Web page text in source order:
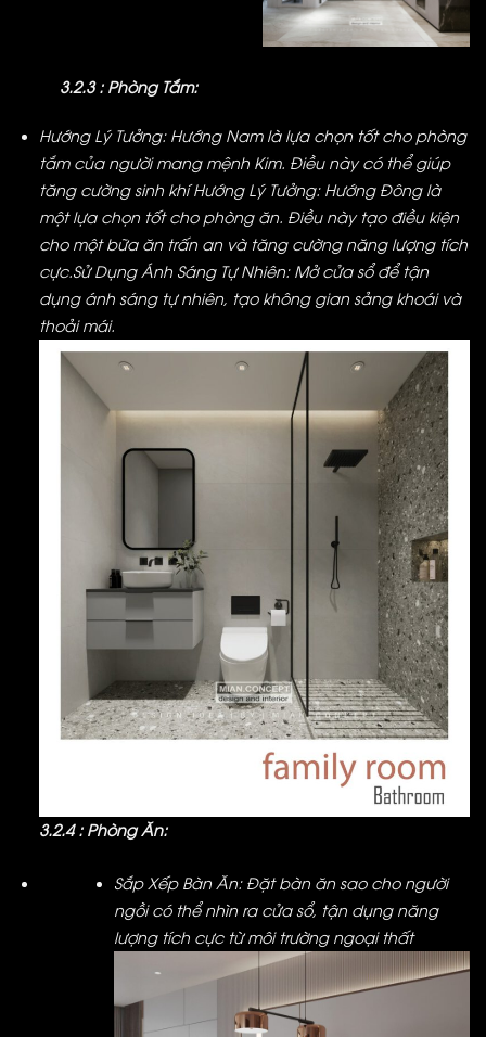
3.2.3 : Phòng Tắm:
Hướng Lý Tưởng: Hướng Nam là lựa chọn tốt cho phòng
tắm của người mang mệnh Kim. Điều này có thể giúp
tăng cường sinh khíHướng Lý Tưởng: Hướng Đông là
một lựa chọn tốt cho phòng ăn. Điều này tạo điều kiện
cho một bữa ăn trấn an và tăng cường năng lượng tích
cực.Sử Dụng Ánh Sáng Tự Nhiên: Mở cửa sổ để tận
dụng ánh sáng tự nhiên, tạo không gian sảng khoái và
thoải mái.
3.2.4 : Phòng Ăn:
Sắp Xếp Bàn Ăn: Đặt bàn ăn sao cho người
ngồi có thể nhìn ra cửa sổ, tận dụng năng
lượng tích cực từ môi trường ngoại thất